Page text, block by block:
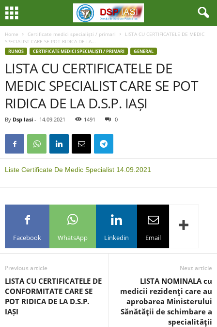
Home Certificate medici specialiști / primari
LISTA CU CERTIFICATELE DE MEDIC
SPECIALIST CARE SE POT RIDICA DE LA...
RUNOS CERTIFICATE MEDICI SPECIALIȘTI / PRIMARI GENERAL
LISTA CU CERTIFICATELE DE
MEDIC SPECIALIST CARE SE POT
RIDICA DE LA D.S.P. IAȘI
By Dsp Iasi - 14.09.2021 1491 0
Liste Certificate De Medic Specialist 14.09.2021
Facebook WhatsApp Linkedin Email
Previous article
LISTA CU CERTIFICATELE DE
CONFORMITATE CARE SE
POT RIDICA DE LA D.S.P.
IAȘI
Next article
LISTA NOMINALA cu
medicii rezidenţi care au
aprobarea Ministerului
Sănătăţii de schimbare a
specialităţii